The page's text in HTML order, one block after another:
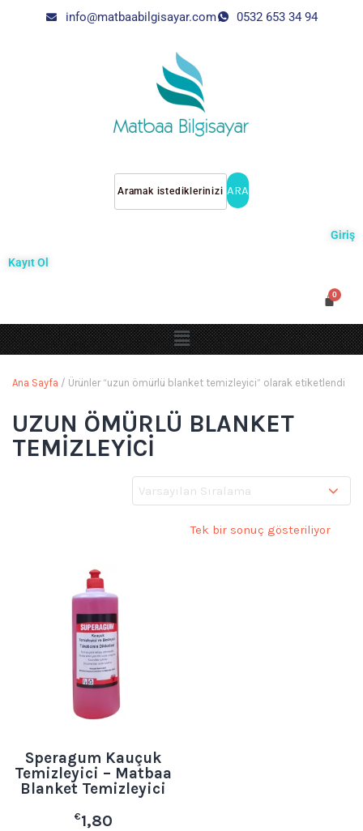
info@matbaabilgisayar.com 0532 653 34 94
ARA
Giriş
Kayıt Ol
Ana Sayfa / Ürünler “uzun ömürlü blanket temizleyici” olarak etiketlendi
UZUN ÖMÜRLÜ BLANKET
TEMIZLEYICI
Tek bir sonuç gösteriliyor
Speragum Kauçuk
Temizleyici – Matbaa
Blanket Temizleyici
€1,80